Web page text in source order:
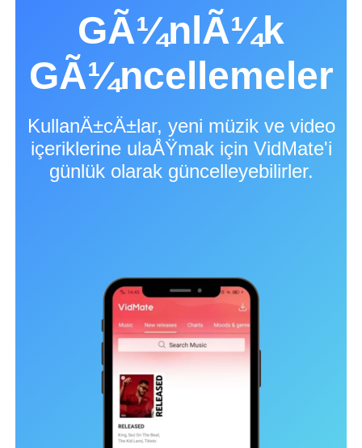
GÃ¼nlÃ¼k
GÃ¼ncellemeler
KullanÄ±cÄ±lar, yeni müzik ve video
içeriklerine ulaÅŸmak için VidMate'i
günlük olarak güncelleyebilirler.